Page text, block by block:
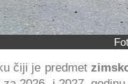
čiji je predmet